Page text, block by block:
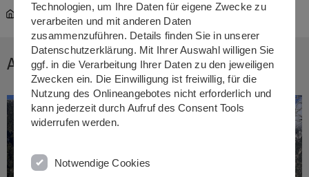
mawi-ausland Auslandsberichte
Amelie in Japan
Technologien, um Ihre Daten für eigene Zwecke zu
verarbeiten und mit anderen Daten
zusammenzuführen. Details finden Sie in unserer
Datenschutzerklärung. Mit Ihrer Auswahl willigen Sie
ggf. in die Verarbeitung Ihrer Daten zu den jeweiligen
Zwecken ein. Die Einwilligung ist freiwillig, für die
Nutzung des Onlineangebotes nicht erforderlich und
kann jederzeit durch Aufruf des Consent Tools
widerrufen werden.
Notwendige Cookies